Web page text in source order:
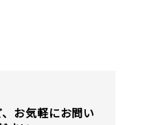
お気軽にお問い